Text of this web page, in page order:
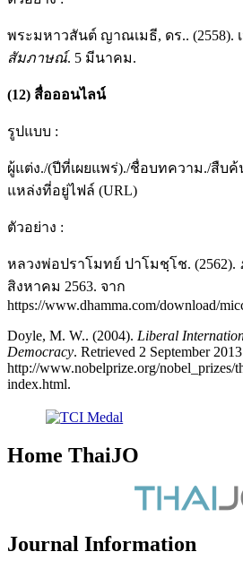
พระมหาวสันต์ ญาณเมธี, ดร.. (2558).
สัมภาษณ์. 5 มีนาคม.
(12) สื่อออนไลน์
รูปแบบ :
ผู้แต่ง./(ปีที่เผยแพร่)./ชื่อบทความ./สืบค้
แหล่งที่อยู่ไฟล์ (URL)
ตัวอย่าง :
หลวงพ่อปราโมทย์ ปาโมชฺโช. (2562).
สิงหาคม 2563. จาก
https://www.dhamma.com/download/
Doyle, M. W.. (2004). Liberal
Democracy. Retrieved 2 September
http://www.nobelprize.org/nobel_prizes/
index.html.
Home ThaiJO
Journal Information